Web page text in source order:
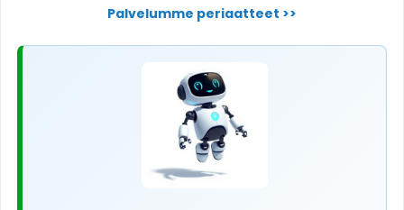
Palvelumme periaatteet >>